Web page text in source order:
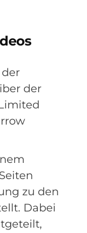
der
zu den
Dabei